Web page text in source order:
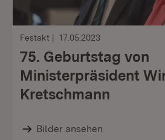
Festakt 17.05.2023
75. Geburtstag von
Ministerpräsident
Kretschmann
Bilder ansehen